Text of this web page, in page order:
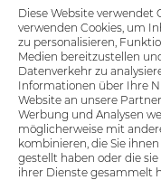
Diese Website verwendet
verwenden Cookies, um
zu personalisieren,
Medien bereitzustellen
Datenverkehr zu
Informationen über Ihre
Website an unsere
Werbung und Analysen
möglicherweise mit
kombinieren, die Sie
gestellt haben oder die
ihrer Dienste gesammelt